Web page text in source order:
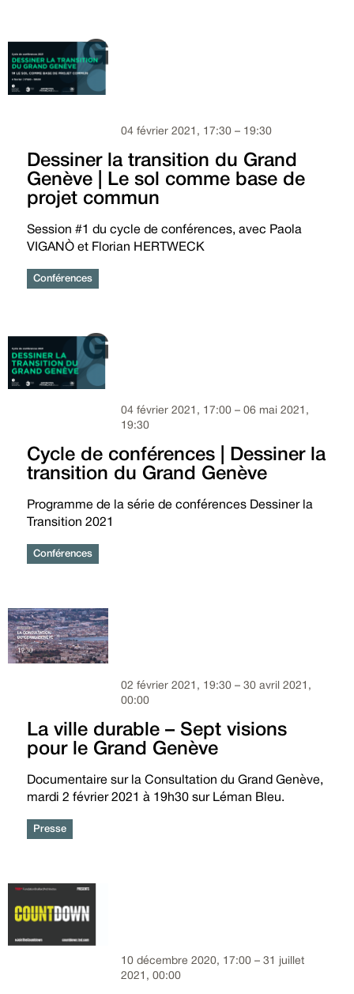
Dessiner la transition du Grand
Genève | Le sol comme base de
projet commun
04 février 2021, 17:30 – 19:30
Session #1 du cycle de conférences, avec Paola
VIGANÒ et Florian HERTWECK
Conférences
Cycle de conférences | Dessiner la
transition du Grand Genève
04 février 2021, 17:00 – 06 mai 2021,
19:30
Programme de la série de conférences Dessiner la
Transition 2021
Conférences
La ville durable – Sept visions
pour le Grand Genève
02 février 2021, 19:30 – 30 avril 2021,
00:00
Documentaire sur la Consultation du Grand Genève,
mardi 2 février 2021 à 19h30 sur Léman Bleu.
Presse
10 décembre 2020, 17:00 – 31 juillet
2021, 00:00